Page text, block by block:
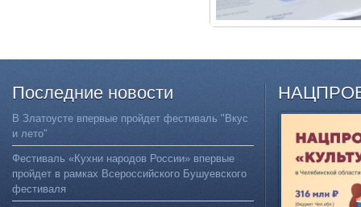
Последние новости
В Златоусте впервые пройдет фестиваль "Вкус
и лето"
Фестиваль «Кухни народов России» впервые
пройдет в рамках Всероссийского Бушуевского
фестиваля